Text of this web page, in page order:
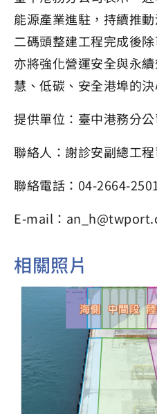
能源產業進駐，持續推
二碼頭整建工程完成後
亦將強化營運安全與永
慧、低碳、安全港埠的決
提供單位：臺中港務分
聯絡人：謝診安副總工
聯絡電話：04-2664-
E-mail：
相關照片